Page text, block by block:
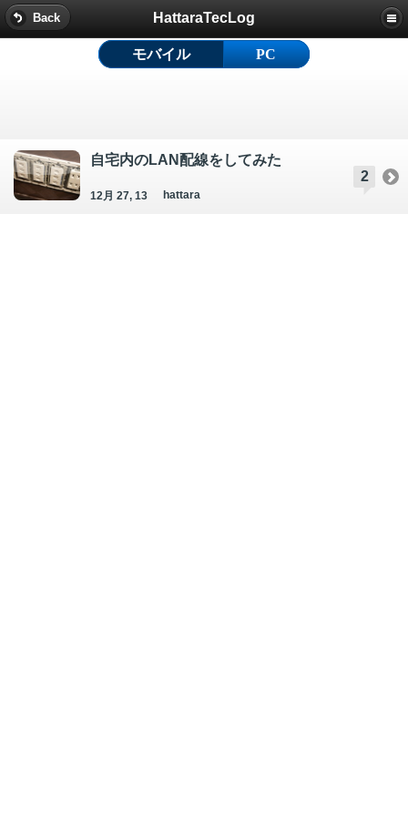
Back HattaraTecLog
2
自宅内のLAN配線をしてみた
12月 27, 13 hattara
モバイル PC